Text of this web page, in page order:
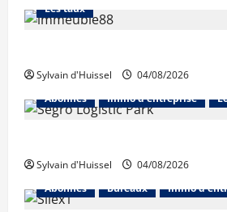
Les taux
Sylvain d'Huissel
04/08/2026
Abonnés
Immo d'entreprise
Sylvain d'Huissel
04/08/2026
Abonnés
Bureaux Immo